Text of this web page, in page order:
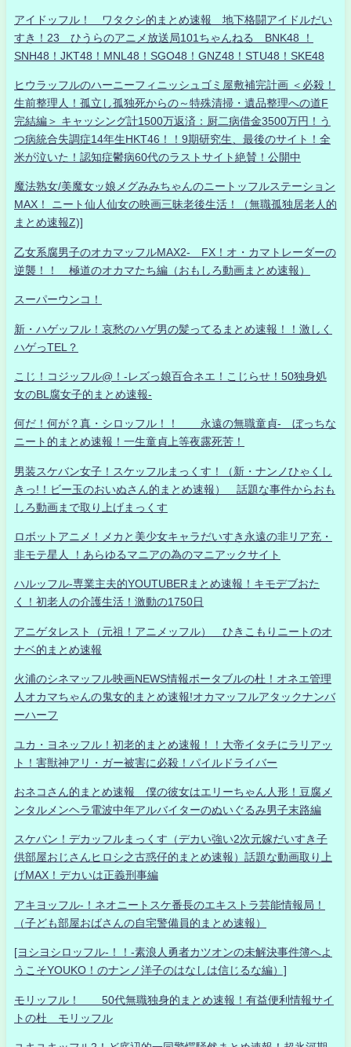
アイドッフル！ ワタクシ的まとめ速報 地下格闘アイドルだい
すき！23 ひうらのアニメ放送局101ちゃんねる BNK48 ！
SNH48！JKT48！MNL48！SGO48！GNZ48！STU48！SKE48
ヒウラッフルのハーニーフィニッシュゴミ屋敷補完計画 ＜必殺！
生前整理人！孤立し孤独死からの～特殊清掃・遺品整理への道F
完結編＞ キャッシング計1500万返済：厨二病借金3500万円！う
つ病統合失調症14年生HKT46！！9期研究生、最後のサイト！全
米が泣いた！認知症鬱病60代のラストサイト絶賛！公開中
魔法熟女/美魔女ッ娘メグみみちゃんのニートッフルステーション
MAX！ ニート仙人仙女の映画三昧老後生活！（無職孤独居老人的
まとめ速報Z)]
乙女系腐男子のオカマッフルMAX2- FX！オ・カマトレーダーの
逆襲！！ 極道のオカマたち編（おもしろ動画まとめ速報）
スーパーウンコ！
新・ハゲッフル！哀愁のハゲ男の髪ってるまとめ速報！！激しく
ハゲっTEL？
こじ！コジッフル@！-レズっ娘百合ネエ！こじらせ！50独身処
女のBL腐女子的まとめ速報-
何だ！何が？真・シロッフル！！ 永遠の無職童貞- ぼっちな
ニート的まとめ速報！一生童貞上等夜露死苦！
男装スケバン女子！スケッフルまっくす！（新・ナンノひゃくし
きっ!！ビー玉のおいぬさん的まとめ速報） 話題な事件からおも
しろ動画まで取り上げまっくす
ロボットアニメ！メカと美少女キャラだいすき永遠の非リア充・
非モテ星人 ！あらゆるマニアの為のマニアックサイト
ハルッフル-専業主夫的YOUTUBERまとめ速報！キモデブおた
く！初老人の介護生活！激動の1750日
アニゲタレスト（元祖！アニメッフル） ひきこもりニートのオ
ナベ的まとめ速報
火浦のシネマッフル映画NEWS情報ポータブルの杜！オネエ管理
人オカマちゃんの鬼女的まとめ速報!オカマッフルアタックナンバ
ーハーフ
ユカ・ヨネッフル！初老的まとめ速報！！大帝イタチにラリアッ
ト！害獣神アリ・ガー被害に必殺！パイルドライバー
おネコさん的まとめ速報 僕の彼女はエリーちゃん人形！豆腐メ
ンタルメンヘラ電波中年アルバイターのぬいぐるみ男子末路編
スケバン！デカッフルまっくす（デカい強い2次元嫁だいすき子
供部屋おじさんヒロシ之古惑仔的まとめ速報）話題な動画取り上
げMAX！デカいは正義刑事編
アキヨッフル-！ネオニートスケ番長のエキストラ芸能情報局！
（子ども部屋おばさんの自宅警備員的まとめ速報）
[ヨシヨシロッフル-！！-素浪人勇者カツオンの未解決事件簿へよ
うこそYOUKO！のナンノ洋子のはなしは信じるな編）]
モリッフル！ 50代無職独身的まとめ速報！有益便利情報サイ
トの杜 モリッフル